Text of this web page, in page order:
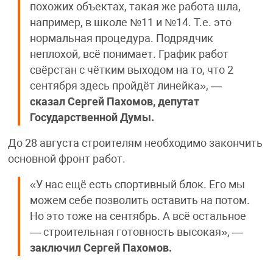
похожих объектах, такая же работа шла,
например, в школе №11 и №14. Т.е. это
нормальная процедура. Подрядчик
неплохой, всё понимает. График работ
свёрстан с чётким выходом на то, что 2
сентября здесь пройдёт линейка», —
сказал Сергей Пахомов, депутат
Государственной Думы.
До 28 августа строителям необходимо закончить
основной фронт работ.
«У нас ещё есть спортивный блок. Его мы
можем себе позволить оставить на потом.
Но это тоже на сентябрь. А всё остальное
— строительная готовность высокая», —
заключил Сергей Пахомов.